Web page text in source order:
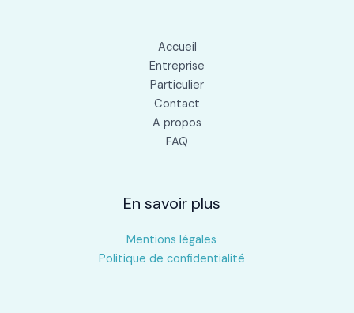
Accueil
Entreprise
Particulier
Contact
A propos
FAQ
En savoir plus
Mentions légales
Politique de confidentialité